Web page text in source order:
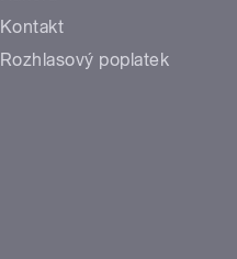
Kontakt
Rozhlasový poplatek